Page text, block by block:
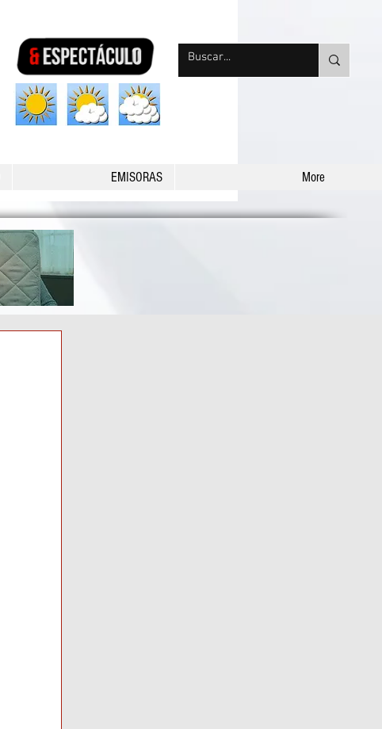
EMISORAS More